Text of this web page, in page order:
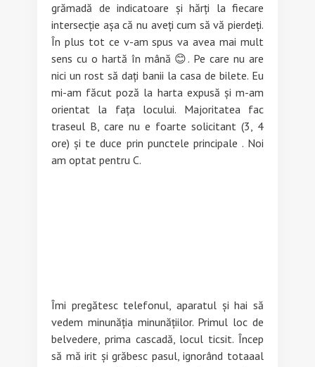
grămadă de indicatoare și hărți la fiecare
intersecție așa că nu aveți cum să vă pierdeți.
În plus tot ce v-am spus va avea mai mult
sens cu o hartă în mână 😊. Pe care nu are
nici un rost să dați banii la casa de bilete. Eu
mi-am făcut poză la harta expusă și m-am
orientat la fața locului. Majoritatea fac
traseul B, care nu e foarte solicitant (3, 4
ore) și te duce prin punctele principale . Noi
am optat pentru C.
Îmi pregătesc telefonul, aparatul și hai să
vedem minunăția minunățiilor. Primul loc de
belvedere, prima cascadă, locul ticsit. Încep
să mă irit și grăbesc pasul, ignorând totaaal